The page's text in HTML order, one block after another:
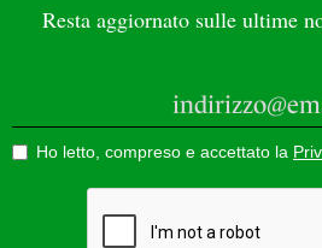
Resta aggiornato sulle ultime
Ho letto, compreso e accettato la